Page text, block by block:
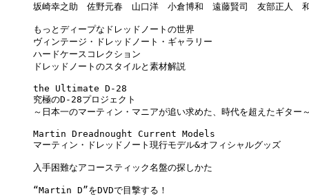
坂崎幸之助　佐野元春　山口洋　小倉博和　遠藤賢司　友部正人
もっとディープなドレッドノートの世界
ヴィンテージ・ドレッドノート・ギャラリー
ハードケースコレクション
ドレッドノートのスタイルと素材解説
the Ultimate D-28
究極のD-28プロジェクト
～日本一のマーティン・マニアが追い求めた、時代を超えたギタ
Martin Dreadnought Current Models
マーティン・ドレッドノート現行モデル&オフィシャルグッズ
入手困難なアコースティック名盤の探しかた
“Martin D”をDVDで目撃する！